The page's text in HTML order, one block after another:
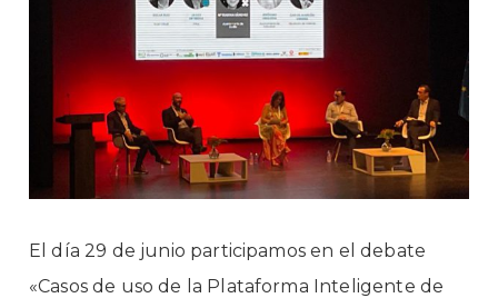
El día 29 de junio participamos en el debate
«Casos de uso de la Plataforma Inteligente de